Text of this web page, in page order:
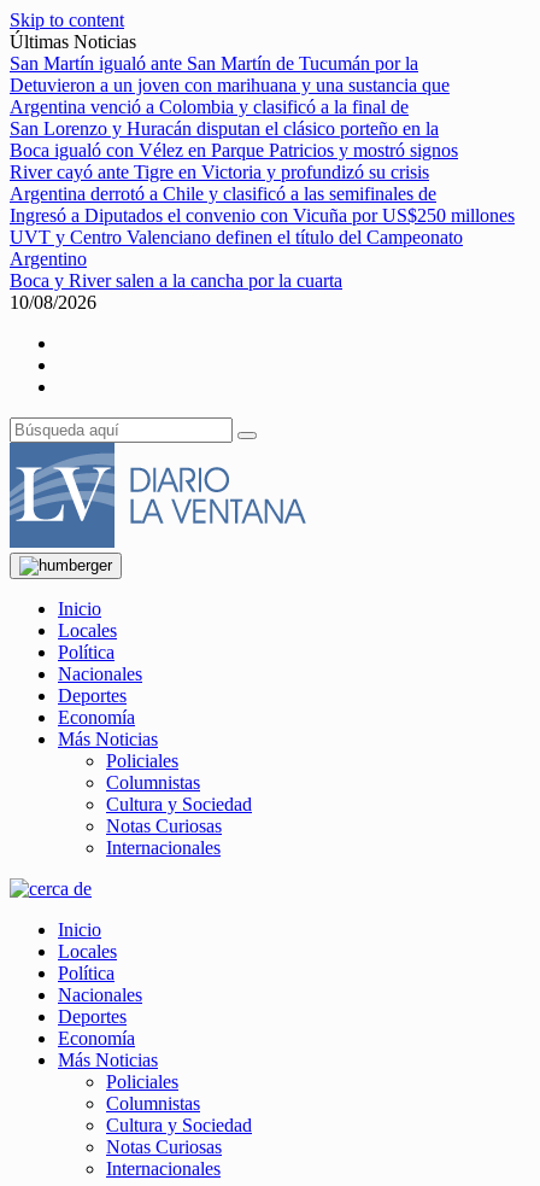
Skip to content
Últimas Noticias
San Martín igualó ante San Martín de Tucumán por la
Detuvieron a un joven con marihuana y una sustancia que
Argentina venció a Colombia y clasificó a la final de
San Lorenzo y Huracán disputan el clásico porteño en la
Boca igualó con Vélez en Parque Patricios y mostró signos
River cayó ante Tigre en Victoria y profundizó su crisis
Argentina derrotó a Chile y clasificó a las semifinales de
Ingresó a Diputados el convenio con Vicuña por US$250 millones
UVT y Centro Valenciano definen el título del Campeonato
Argentino
Boca y River salen a la cancha por la cuarta
10/08/2026
Inicio
Locales
Política
Nacionales
Deportes
Economía
Más Noticias
Policiales
Columnistas
Cultura y Sociedad
Notas Curiosas
Internacionales
Inicio
Locales
Política
Nacionales
Deportes
Economía
Más Noticias
Policiales
Columnistas
Cultura y Sociedad
Notas Curiosas
Internacionales